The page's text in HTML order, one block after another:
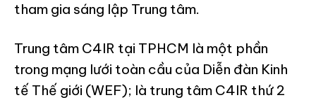
tham gia sáng lập Trung tâm.
Trung tâm C4IR tại TPHCM là một phần
trong mạng lưới toàn cầu của Diễn đàn Kinh
tế Thế giới (WEF); là trung tâm C4IR thứ 2